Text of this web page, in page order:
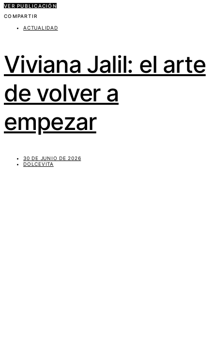
VER PUBLICACIÓN
COMPARTIR
ACTUALIDAD
Viviana Jalil: el arte
de volver a
empezar
30 DE JUNIO DE 2026
DOLCEVITA